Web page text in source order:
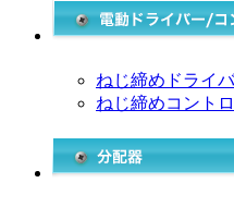
ねじ締めドライ
ねじ締めコント